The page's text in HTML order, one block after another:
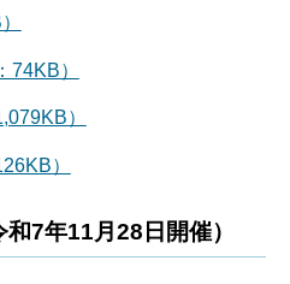
74KB）
）
）
7年11月28日開催）